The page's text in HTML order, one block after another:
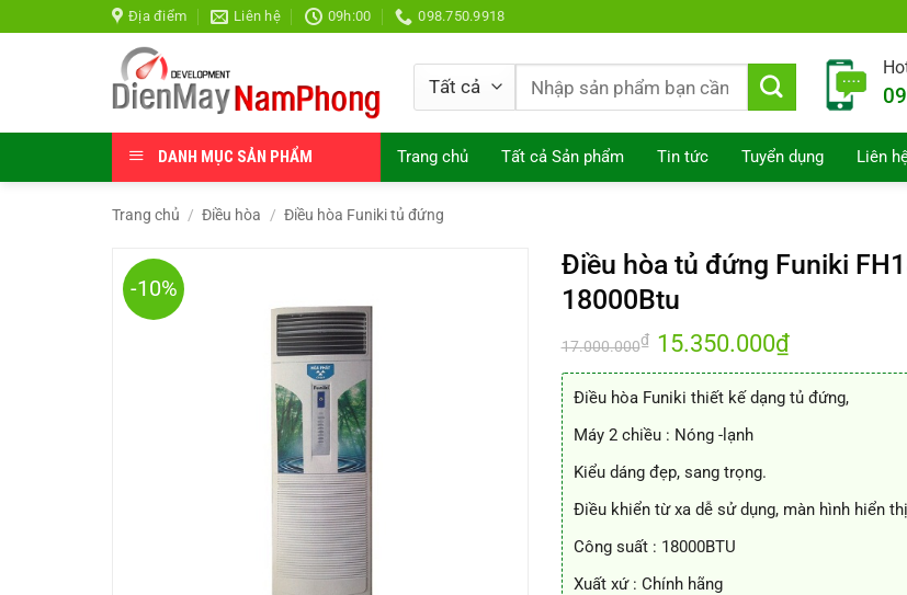
qua
Địa điểm Liên hệ 09h:00 098.750.9918
Tìm
kiếm:
DANH MỤC SẢN PHẨM Trang chủ Tất cả Sản phẩm Tin tức Tuyển dụng Liên
Trang chủ / Điều hòa / Điều hòa Funiki tủ đứng
-10%
Điều hòa tủ đứng Funiki
18000Btu
17.000.000₫ Giá
gốc
là:
15.350.000₫Giá
hiện
tại
15.350.000₫.
Điều hòa Funiki thiết kế dạng tủ đứng,
Máy 2 chiều : Nóng -lạnh
Kiểu dáng đẹp, sang trọng.
Điều khiển từ xa dễ sử dụng, màn hình hiển
Công suất : 18000BTU
Xuất xứ : Chính hãng